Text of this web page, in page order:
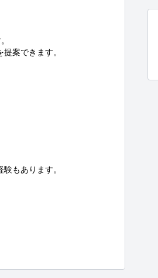
案できます。
もあります。